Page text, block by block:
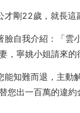
才剛22歲，就長這
，寧姚小姐請來的
您出一百萬的違約